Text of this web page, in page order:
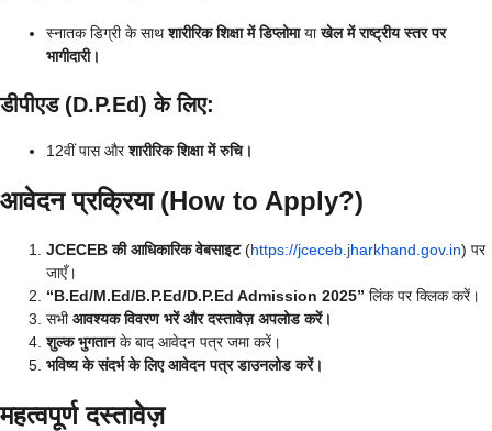
स्नातक डिग्री के साथशारीरिक शिक्षा में डिप्लोमायाखेल में राष्ट्रीय स्तर पर
भागीदारी।
डीपीएड (D.P.Ed) के लिए:
12वीं पास औरशारीरिक शिक्षा में रुचि।
आवेदन प्रक्रिया (How to Apply?)
JCECEB की आधिकारिक वेबसाइट(https://jceceb.jharkhand.gov.in) पर
जाएँ।
“B.Ed/M.Ed/B.P.Ed/D.P.Ed Admission 2025” लिंक पर क्लिक करें।
सभीआवश्यक विवरण भरें और दस्तावेज़ अपलोड करें।
शुल्क भुगतानके बाद आवेदन पत्र जमा करें।
भविष्य के संदर्भ के लिए आवेदन पत्र डाउनलोड करें।
महत्वपूर्ण दस्तावेज़